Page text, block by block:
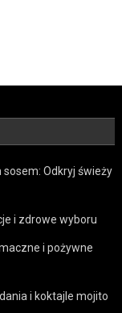
Odkryj świeży
i zdrowe wyboru
i pożywne
i koktajle mojito